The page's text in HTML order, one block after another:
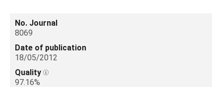
No. Journal
8069
Date of publication
18/05/2012
Quality
97.16%